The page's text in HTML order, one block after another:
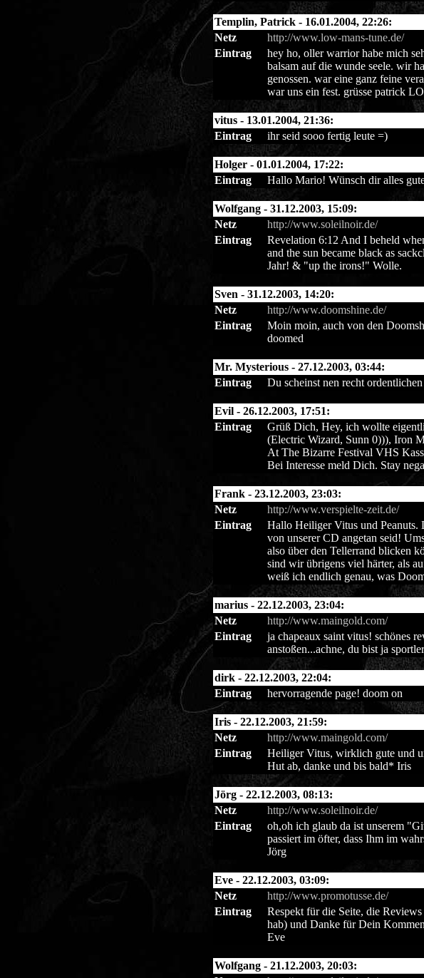
Templin, Patrick - 16.01.2004, 22:26:
Netz
http://www.low-mans-tune.de/
Eintrag
hey ho, oller warrior habe mich
balsam auf die wunde seele. wir
genossen. war eine ganz feine
war uns ein fest. grüsse patrick
vitus - 13.01.2004, 21:36:
Eintrag
ihr seid sooo fertig leute =)
Holger - 01.01.2004, 17:22:
Eintrag
Hallo Mario! Wünsch dir alles
Wolfgang - 31.12.2003, 15:09:
Netz
http://www.soleilnoir.de/
Eintrag
Revelation 6:12 And I beheld
and the sun became black as
Jahr! & "up the irons!" Wolle.
Sven - 31.12.2003, 14:20:
Netz
http://www.doomshine.de/
Eintrag
Moin moin, auch von den
doomed
Mr. Mysterious - 27.12.2003, 03:44:
Eintrag
Du scheinst nen recht
Evil - 26.12.2003, 17:51:
Eintrag
Grüß Dich, Hey, ich wollte
(Electric Wizard, Sunn 0))), Iron
At The Bizarre Festival VHS
Bei Interesse meld Dich. Stay
Frank - 23.12.2003, 23:03:
Netz
http://www.verspielte-zeit.de/
Eintrag
Hallo Heiliger Vitus und Peanuts.
von unserer CD angetan seid!
also über den Tellerrand blicken
sind wir übrigens viel härter, als
weiß ich endlich genau, was
marius - 22.12.2003, 23:04:
Netz
http://www.maingold.com/
Eintrag
ja chapeaux saint vitus! schönes
anstoßen...achne, du bist ja
dirk - 22.12.2003, 22:04:
Eintrag
hervorragende page! doom on
Iris - 22.12.2003, 21:59:
Netz
http://www.maingold.com/
Eintrag
Heiliger Vitus, wirklich gute und
Hut ab, danke und bis bald* Iris
Jörg - 22.12.2003, 08:13:
Netz
http://www.soleilnoir.de/
Eintrag
oh,oh ich glaub da ist unserem
passiert im öfter, dass Ihm im
Jörg
Eve - 22.12.2003, 03:09:
Netz
http://www.promotusse.de/
Eintrag
Respekt für die Seite, die
hab) und Danke für Dein
Eve
Wolfgang - 21.12.2003, 20:03: